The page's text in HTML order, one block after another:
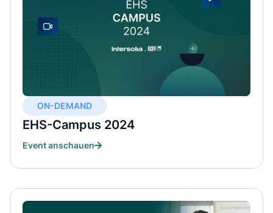
ON-DEMAND
EHS-Campus 2024
Event anschauen